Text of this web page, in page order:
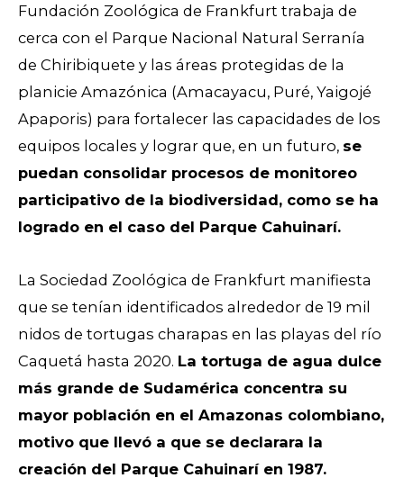
Fundación Zoológica de Frankfurt trabaja de
cerca con el Parque Nacional Natural Serranía
de Chiribiquete y las áreas protegidas de la
planicie Amazónica (Amacayacu, Puré, Yaigojé
Apaporis) para fortalecer las capacidades de los
equipos locales y lograr que, en un futuro, se
puedan consolidar procesos de monitoreo
participativo de la biodiversidad, como se ha
logrado en el caso del Parque Cahuinarí.
La Sociedad Zoológica de Frankfurt manifiesta
que se tenían identificados alrededor de 19 mil
nidos de tortugas charapas en las playas del río
Caquetá hasta 2020. La tortuga de agua dulce
más grande de Sudamérica concentra su
mayor población en el Amazonas colombiano,
motivo que llevó a que se declarara la
creación del Parque Cahuinarí en 1987.